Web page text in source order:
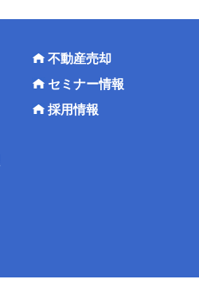
不動産売却
セミナー情報
採用情報